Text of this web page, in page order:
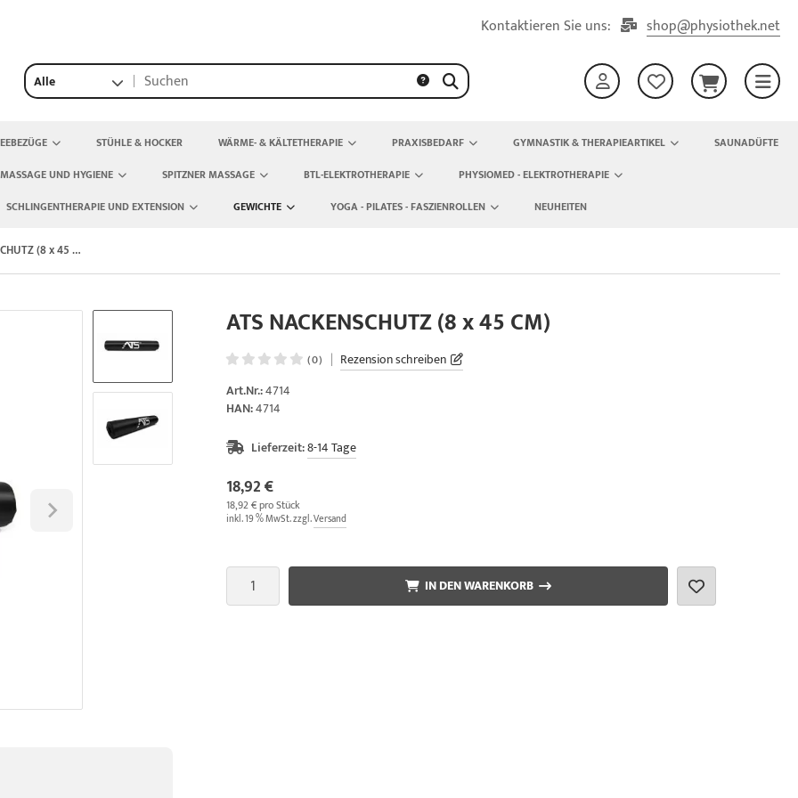
Kontaktieren Sie uns: shop@physiothek.net
Alle
STÜHLE & HOCKER WÄRME- & KÄLTETHERAPIE PRAXISBEDARF GYMNASTIK & THERAPIEARTIKEL
SAUNADÜFTE
UND HYGIENE SPITZNER MASSAGE BTL-ELEKTROTHERAPIE
PHYSIOMED - ELEKTROTHERAPIE
SCHLINGENTHERAPIE UND EXTENSION GEWICHTE YOGA - PILATES - FASZIENROLLEN NEUHEITEN
ATS NACKENSCHUTZ (8 x 45 CM)
ATS NACKENSCHUTZ (8 x 45 CM)
(0) | Rezension schreiben
Art.Nr.:4714
HAN:4714
Lieferzeit:8-14 Tage
18,92 €
18,92 € pro Stück
inkl. 19 % MwSt. zzgl.Versand
IN DEN WARENKORB